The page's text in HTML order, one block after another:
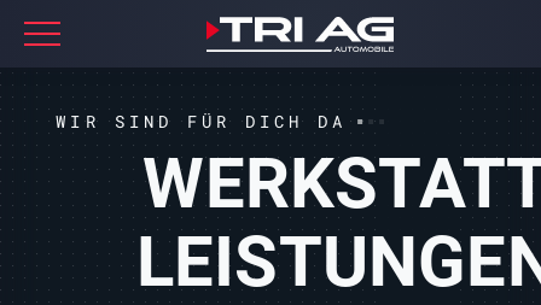
WIR SIND FÜR DICH DA